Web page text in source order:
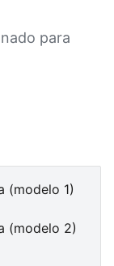
para
(modelo 1)
(modelo 2)